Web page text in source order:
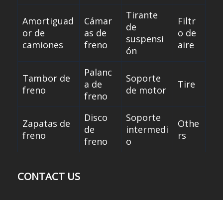
Amortiguad
or de
camiones
Cámar
as de
freno
Tirante
de
suspensi
ón
Filtr
o de
aire
Tambor de
freno
Palanc
a de
freno
Soporte
de motor
Tire
Zapatas de
freno
Disco
de
freno
Soporte
intermedi
o
Othe
rs
CONTACT US